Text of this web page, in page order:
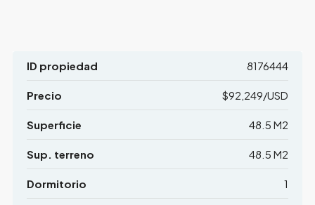
ID propiedad 8176444
Precio $92,249/USD
Superficie 48.5 M2
Sup. terreno 48.5 M2
Dormitorio 1